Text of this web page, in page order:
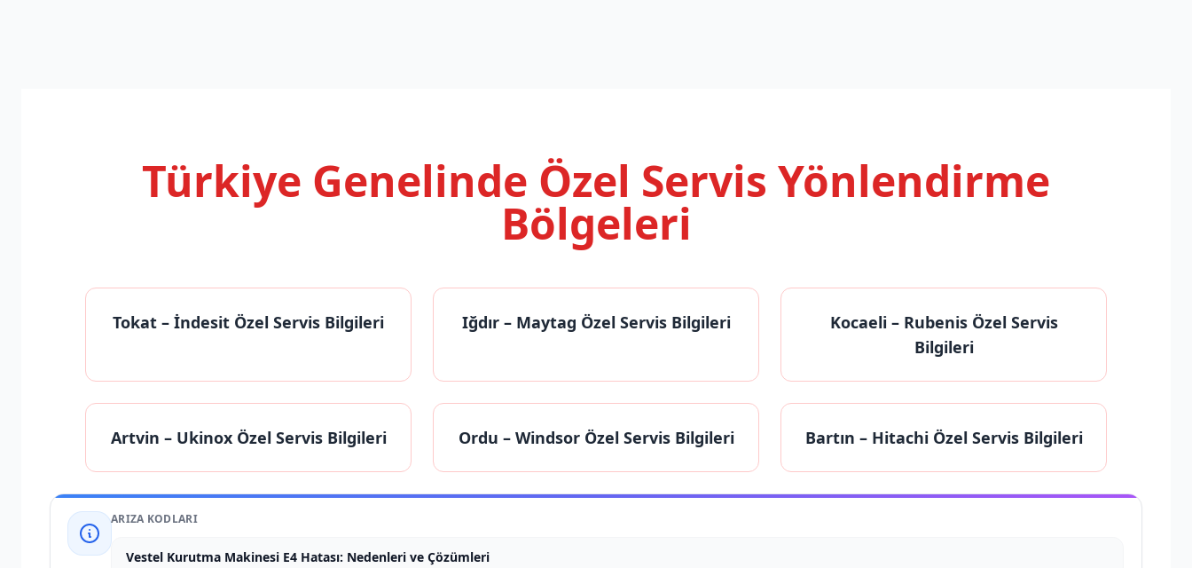
Türkiye Genelinde Özel Servis Yönlendirme
Bölgeleri
Tokat – İndesit Özel Servis Bilgileri Iğdır– Maytag Özel Servis Bilgileri Kocaeli– Rubenis Özel Servis
Bilgileri
Artvin – Ukinox Özel Servis Bilgileri Ordu – Windsor Özel Servis Bilgileri Bartın – Hitachi Özel Servis Bilgileri
ARIZA KODLARI
Vestel Kurutma Makinesi E4 Hatası: Nedenleri ve Çözümleri